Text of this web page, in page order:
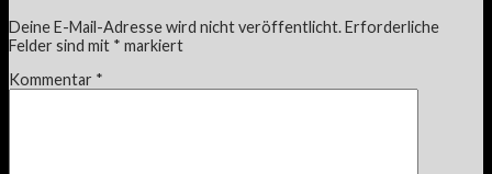
Deine E-Mail-Adresse wird nicht veröffentlicht.Erforderliche
Felder sind mit * markiert
Kommentar *